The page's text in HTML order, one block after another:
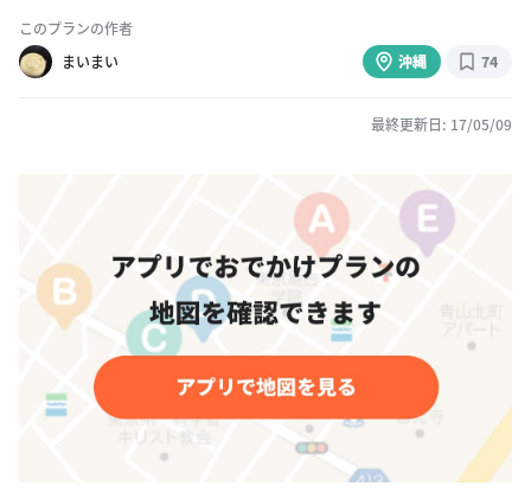
このプランの作者
まいまい
沖縄 74
最終更新日: 17/05/09